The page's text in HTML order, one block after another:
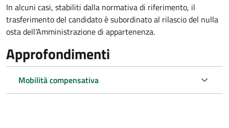
In alcuni casi, stabiliti dalla normativa di riferimento, il
trasferimento del candidato è subordinato al rilascio del nulla
osta dell’Amministrazione di appartenenza.
Approfondimenti
Mobilità compensativa